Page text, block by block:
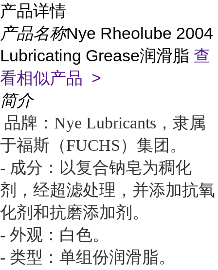
产品详情
产品名称Nye Rheolube 2004
Lubricating Grease润滑脂 查
看相似产品 >
简介
品牌：Nye Lubricants，隶属
于福斯（FUCHS）集团。
- 成分：以复合钠皂为稠化
剂，经超滤处理，并添加抗氧
化剂和抗磨添加剂。
- 外观：白色。
- 类型：单组份润滑脂。